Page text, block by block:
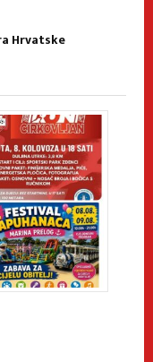
Hrvatske